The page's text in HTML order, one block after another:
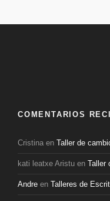
COMENTARIOS
Cristina en Taller de
kati leatxe Aristu en Taller
Andre en Talleres de